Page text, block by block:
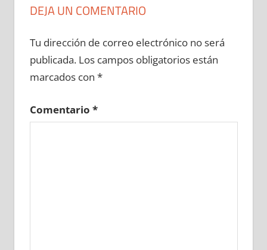
DEJA UN COMENTARIO
Tu dirección de correo electrónico no será
publicada. Los campos obligatorios están
marcados con *
Comentario *